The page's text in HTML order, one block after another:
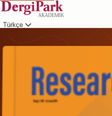
Türkçe